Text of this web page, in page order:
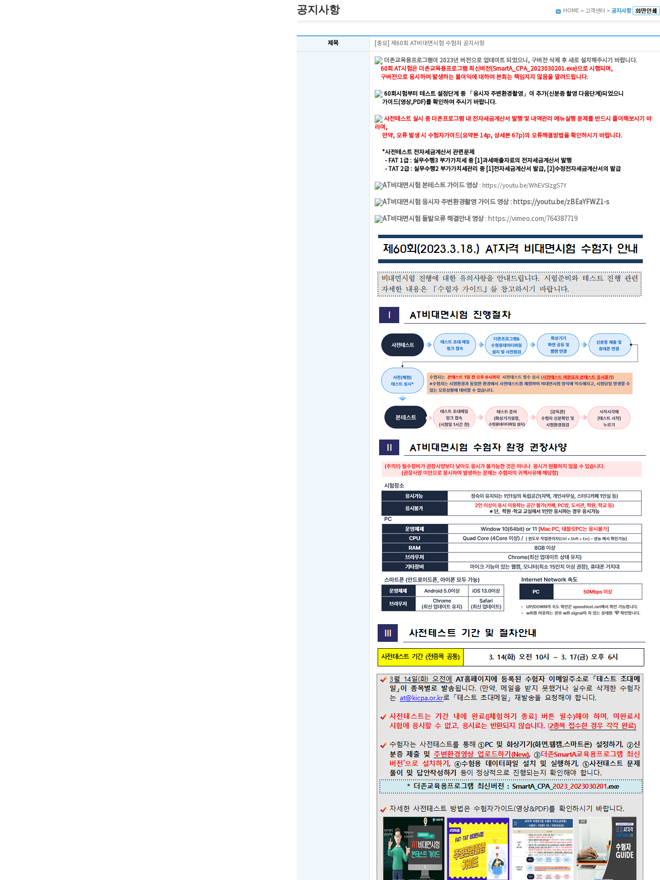
공지사항 HOME > 고객센터 > 공지사항
제목 [중요] 제60회 AT비대면시험 수험자 공지사항
더존교육용프로그램이 2023년 버전으로 업데이트 되었으니, 구버전 삭제 후 새로 설치해주시기 바랍니다.
60회 AT시험은 더존교육용프로그램 최신버전(SmartA_CPA_2023030201.exe)으로 시행되며,
구버전으로 응시하여 발생하는 불이익에 대하여 본회는 책임지지 않음을 알려드립니다.
60회시험부터 테스트 설정단계 중 「응시자 주변환경촬영」 이 추가(신분증 촬영 다음단계)되었으니
가이드(영상,PDF)를 확인하여 주시기 바랍니다.
사전테스트 실시 중 더존프로그램 내 전자세금계산서 발행 및 내역관리 메뉴실행 문제 를 반드시 풀이해보시기 바
라며,
만약, 오류 발생 시 수험자가이드(요약본 14p, 상세본 67p)의 오류해결방법을 확인하시기 바랍니다.
*사전테스트 전자세금계산서 관련문제
- FAT 1급 : 실무수행3 부가가치세 중 [1]과세매출자료의 전자세금계산서 발행
- TAT 2급 : 실무수행2 부가가치세관리 중 [1]전자세금계산서 발급, [2]수정전자세금계산서의 발급
AT비대면시험 본테스트 가이드 영상 : https://youtu.be/WhEVSlzgS7Y
AT비대면시험 응시자 주변환경촬영 가이드 영상 : https://youtu.be/zBEaYFWZ1-s
AT비대면시험 돌발오류 해결안내 영상: https://vimeo.com/764387719